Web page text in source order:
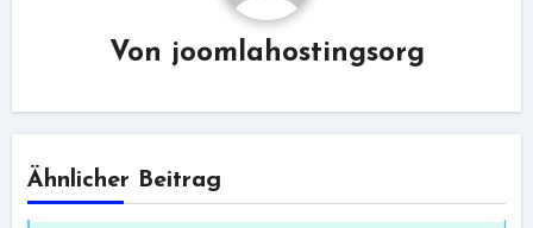
Von joomlahostingsorg
Ähnlicher Beitrag